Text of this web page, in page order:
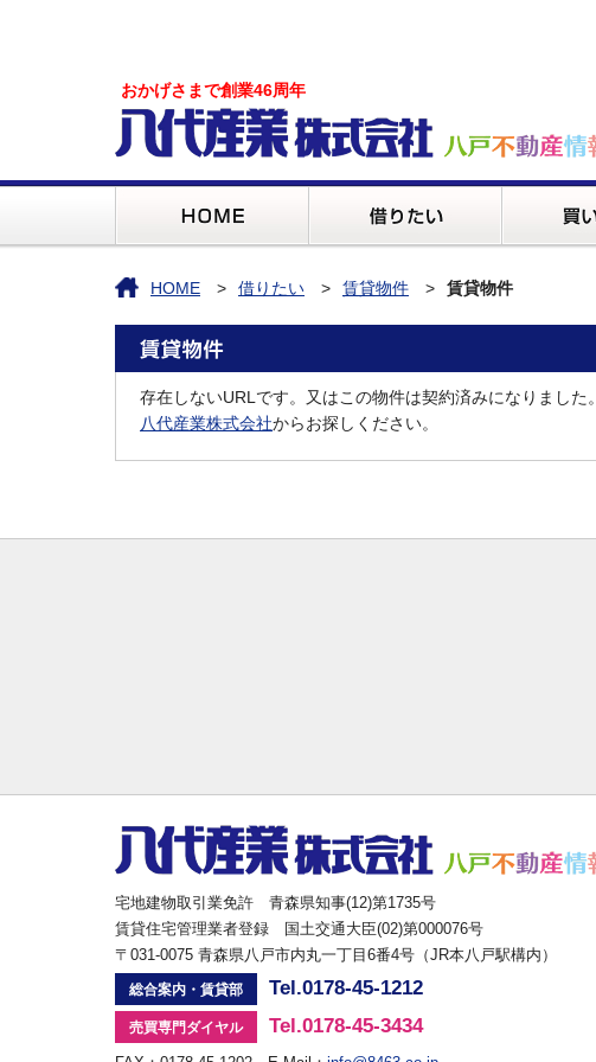
おかげさまで創業46周年
HOME 借りたい 賃貸物件 賃貸物件
存在しないURLです。又はこの物件は契約済みになりました。
八代産業株式会社からお探しください。
宅地建物取引業免許 青森県知事(12)第1735号
賃貸住宅管理業者登録 国土交通大臣(02)第000076号
〒031-0075 青森県八戸市内丸一丁目6番4号（JR本八戸駅構内）
総合案内・賃貸部 Tel.0178-45-1212
売買専門ダイヤル Tel.0178-45-3434